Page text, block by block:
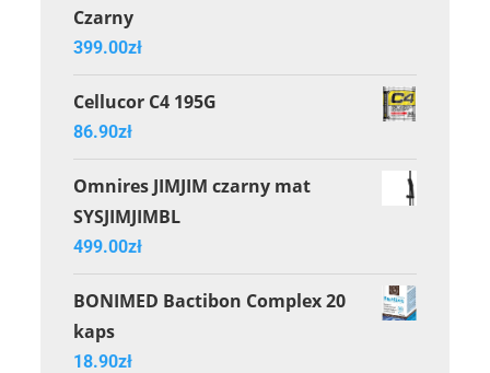
Czarny
399.00zł
Cellucor C4 195G
86.90zł
Omnires JIMJIM czarny mat
SYSJIMJIMBL
499.00zł
BONIMED Bactibon Complex 20
kaps
18.90zł